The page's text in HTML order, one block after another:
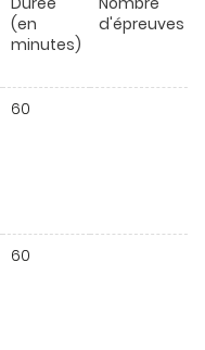
(en
minutes)
d'épreuves
60
60